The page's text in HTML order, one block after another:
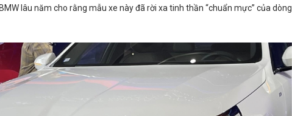
lâu năm cho rằng mẫu xe này đã rời xa tinh thần “chuẩn mực” của dòng